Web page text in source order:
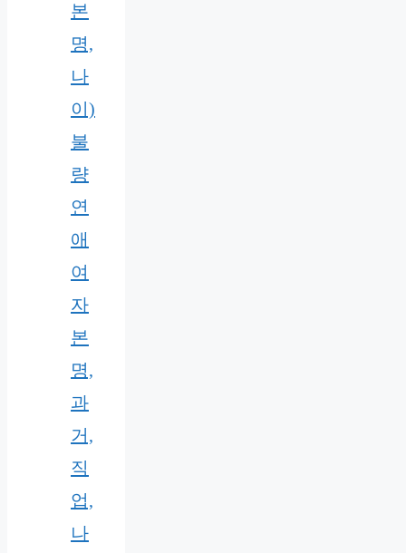
본
명,
나
이)
불
량
연
애
여
자
본
명,
과
거,
직
업,
나